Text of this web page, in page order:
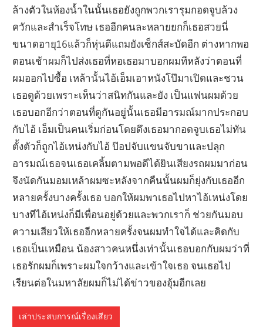
ล้างตัวในห้องน้ำในนั้นเธอยังถูกพวกเรารุมกอดจูบล้วง
ควักและสำเร็จโทษ เธออีกคนละหลายยกก็เธอสวยนี่
ขนาดอายุ16แล้วก็หุ่นดีแถมยังเซ็กส์สะบัดอีก ต่างหากพอ
ตอนเช้าผมก็ไปส่งเธอที่หอเธอมาบอกผมทีหลังว่าตอนที่
ผมออกไปซื้อ เหล้านั้นไอ้เอ็มเอาหนังโป๊มาเปิดและชวน
เธอดูด้วยเพราะเห็นว่าสนิทกันและยัง เป็นแฟนผมด้วย
เธอบอกอีกว่าตอนที่ดูกันอยู่นั้นเธอมีอารมณ์มากประกอบ
กับไอ้ เอ็มเป็นคนเริ่มก่อนโดยดึงเธอมากอดจูบเธอไม่ทัน
ตั้งตัวก็ถูกไอ้เหน่งกับไอ้ ป๊อปจับแขนจับขาและปลุก
อารมณ์เธอจนเธอเคลิ้มตามพอดีได้ยินเสียงรถผมมาก่อน
จึงนัดกันมอมเหล้าผมซะหลังจากคืนนั้นผมก็ยุ่งกับเธออีก
หลายครั้งบางครั้งเธอ บอกให้ผมพาเธอไปหาไอ้เหน่งโดย
บางทีไอ้เหน่งก็มีเพื่อนอยู่ด้วยและพวกเราก็ ช่วยกันมอบ
ความเสียวให้เธออีกหลายครั้งจนผมทำใจได้และคิดกับ
เธอเป็นเหมือน น้องสาวคนหนึ่งเท่านั้นเธอบอกกับผมว่าที่
เธอรักผมก็เพราะผมใจกว้างและเข้าใจเธอ จนเธอไป
เรียนต่อในมหาลัยผมก็ไม่ได้ข่าวของอุ้มอีกเลย
เล่าประสบการณ์เรื่องเสียว